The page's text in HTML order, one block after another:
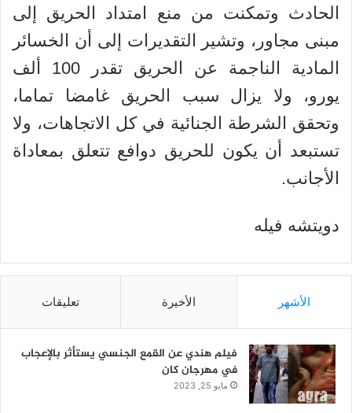
الحادث وتمكنت من منع امتداد الحريق إلى
مبنى مجاور، وتشير التقديرات إلى أن الخسائر
المادية الناجمة عن الحريق تقدر 100 ألف
يورو، ولا يزال سبب الحريق غامضا تماما،
وتحقق الشرطة الجنائية في كل الاتجاهات، ولا
تستبعد أن يكون للحريق دوافع تتعلق بمعاداة
الأجانب.
دويتشه فيله
الأشهر الأخيرة تعليقات
فيلم هندي عن القمع الجنسي يستأثر بالإعجاب
في مهرجان كان
مايو 25, 2023